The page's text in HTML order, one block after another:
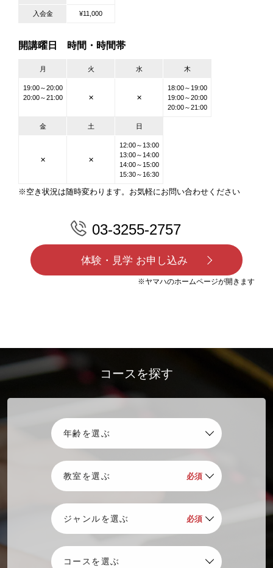
入会金 ¥11,000
開講曜日 時間・時間帯
月 火 水 木
19:00～20:00
20:00～21:00
✕ ✕
18:00～19:00
19:00～20:00
20:00～21:00
金 土 日
✕ ✕
12:00～13:00
13:00～14:00
14:00～15:00
15:30～16:30
※空き状況は随時変わります。お気軽にお問い合わせください
03-3255-2757
体験・見学 お申し込み
※ヤマハのホームページが開きます
コースを探す